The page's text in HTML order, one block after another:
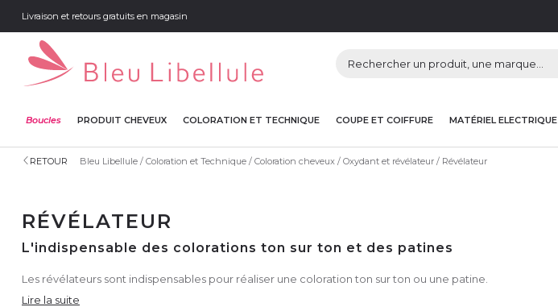
Livraison et retours gratuits en magasin
Boucles PRODUIT CHEVEUX COLORATION ET TECHNIQUE COUPE ET COIFFURE MATÉRIEL ELECTRIQUE
RETOUR Bleu Libellule Coloration et Technique Coloration cheveux Oxydant et révélateur Révélateur
RÉVÉLATEUR
L'indispensable des colorations ton sur ton et des patines
Les révélateurs sont indispensables pour réaliser une coloration ton sur ton ou une patine.
Lire la suite